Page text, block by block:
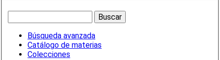
Búsqueda avanzada
Catálogo de materias
Colecciones